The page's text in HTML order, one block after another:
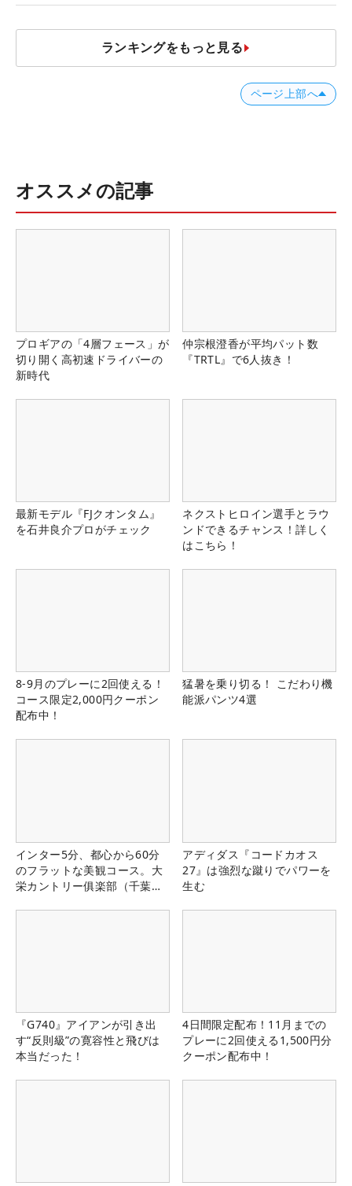
JOYX OPEN】
ランキングをもっと見る
ページ上部へ
オススメの記事
プロギアの「4層フェース」が
切り開く高初速ドライバーの
新時代
仲宗根澄香が平均パット数
『TRTL』で6人抜き！
最新モデル『FJクオンタム』
を石井良介プロがチェック
ネクストヒロイン選手とラウ
ンドできるチャンス！詳しく
はこちら！
8-9月のプレーに2回使える！
コース限定2,000円クーポン
配布中！
猛暑を乗り切る！ こだわり機
能派パンツ4選
インター5分、都心から60分
のフラットな美観コース。大
栄カントリー俱楽部（千葉
アディダス『コードカオス
27』は強烈な蹴りでパワーを
生む
『G740』アイアンが引き出
す“反則級”の寛容性と飛びは
本当だった！
4日間限定配布！11月までの
プレーに2回使える1,500円分
クーポン配布中！